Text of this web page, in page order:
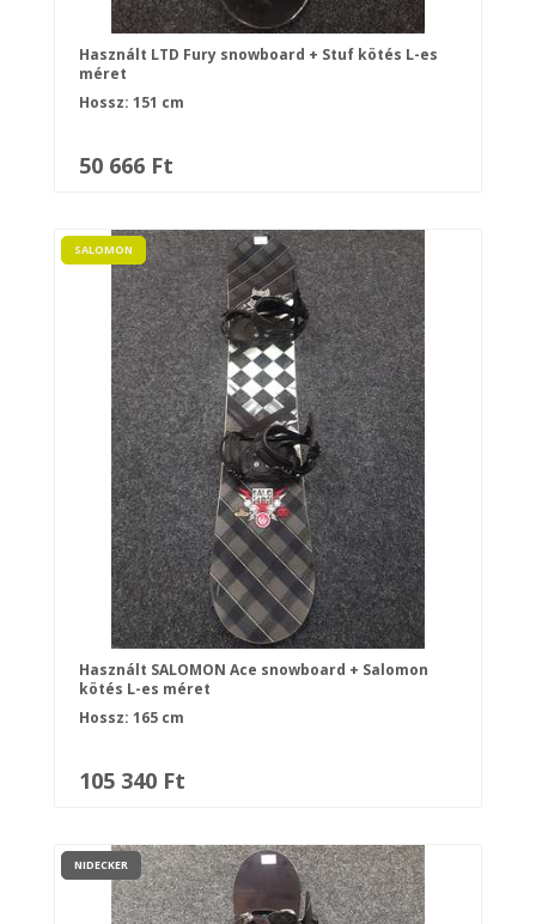
Használt LTD Fury snowboard + Stuf kötés L-es
méret
Hossz: 151 cm
50 666 Ft
SALOMON
Használt SALOMON Ace snowboard + Salomon
kötés L-es méret
Hossz: 165 cm
105 340 Ft
NIDECKER